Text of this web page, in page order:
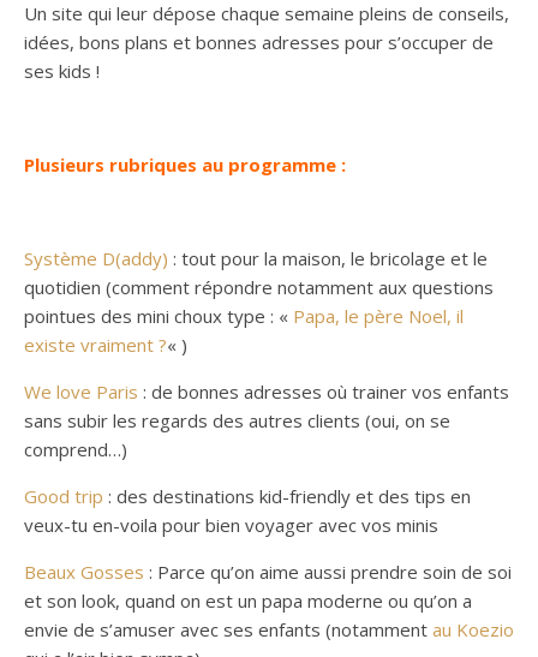
Un site qui leur dépose chaque semaine pleins de conseils,
idées, bons plans et bonnes adresses pour s’occuper de
ses kids !
Plusieurs rubriques au programme :
Système D(addy) : tout pour la maison, le bricolage et le
quotidien (comment répondre notamment aux questions
pointues des mini choux type : « Papa, le père Noel, il
existe vraiment ?« )
We love Paris : de bonnes adresses où trainer vos enfants
sans subir les regards des autres clients (oui, on se
comprend…)
Good trip : des destinations kid-friendly et des tips en
veux-tu en-voila pour bien voyager avec vos minis
Beaux Gosses : Parce qu’on aime aussi prendre soin de soi
et son look, quand on est un papa moderne ou qu’on a
envie de s’amuser avec ses enfants (notamment au Koezio